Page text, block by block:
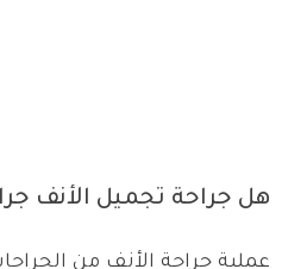
هل جراحة تجميل الأنف
عملية جراحة الأنف من